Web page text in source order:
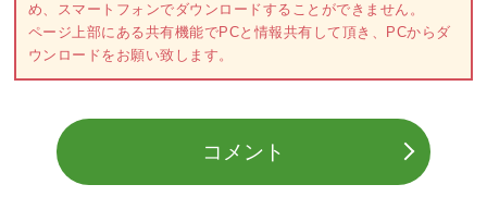
め、スマートフォンでダウンロードすることができません。
ページ上部にある共有機能でPCと情報共有して頂き、PCからダ
ウンロードをお願い致します。
コメント